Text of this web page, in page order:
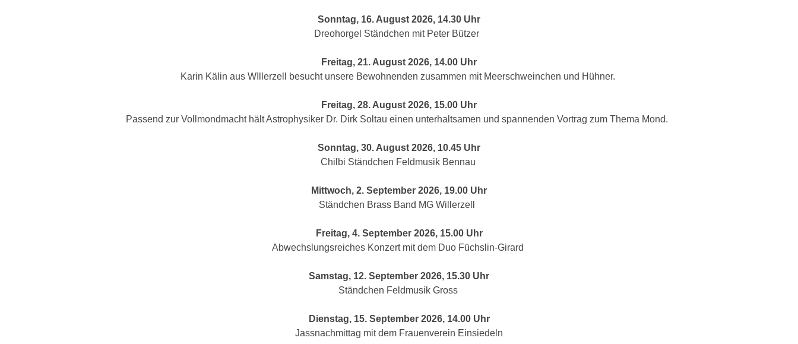
Sonntag, 16. August 2026, 14.30 Uhr
Dreohorgel Ständchen mit Peter Bützer
Freitag, 21. August 2026, 14.00 Uhr
Karin Kälin aus WIllerzell besucht unsere Bewohnenden zusammen mit Meerschweinchen und Hühner.
Freitag, 28. August 2026, 15.00 Uhr
Passend zur Vollmondmacht hält Astrophysiker Dr. Dirk Soltau einen unterhaltsamen und spannenden Vortrag zum Thema Mond.
Sonntag, 30. August 2026, 10.45 Uhr
Chilbi Ständchen Feldmusik Bennau
Mittwoch, 2. September 2026, 19.00 Uhr
Ständchen Brass Band MG Willerzell
Freitag, 4. September 2026, 15.00 Uhr
Abwechslungsreiches Konzert mit dem Duo Füchslin-Girard
Samstag, 12. September 2026, 15.30 Uhr
Ständchen Feldmusik Gross
Dienstag, 15. September 2026, 14.00 Uhr
Jassnachmittag mit dem Frauenverein Einsiedeln